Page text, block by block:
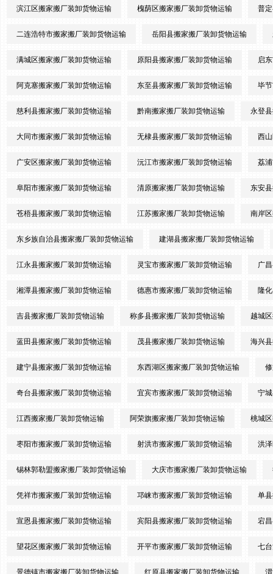
滨江区搬家搬厂装卸货物运输 槐荫区搬家搬厂装卸货物运输 普
二连浩特市搬家搬厂装卸货物运输 岳阳县搬家搬厂装卸货物运输
满城区搬家搬厂装卸货物运输 原阳县搬家搬厂装卸货物运输 启
阿克塞搬家搬厂装卸货物运输 东至县搬家搬厂装卸货物运输 毕
慈利县搬家搬厂装卸货物运输 黔南搬家搬厂装卸货物运输 永登
大同市搬家搬厂装卸货物运输 无棣县搬家搬厂装卸货物运输 西
广安区搬家搬厂装卸货物运输 沅江市搬家搬厂装卸货物运输 荔
阜阳市搬家搬厂装卸货物运输 清原搬家搬厂装卸货物运输 东安
苍梧县搬家搬厂装卸货物运输 江苏搬家搬厂装卸货物运输 南岸
东乡族自治县搬家搬厂装卸货物运输 建湖县搬家搬厂装卸货物运输
江永县搬家搬厂装卸货物运输 灵宝市搬家搬厂装卸货物运输 广
湘潭县搬家搬厂装卸货物运输 德惠市搬家搬厂装卸货物运输 隆
吉县搬家搬厂装卸货物运输 称多县搬家搬厂装卸货物运输 越城
蓝田县搬家搬厂装卸货物运输 茂县搬家搬厂装卸货物运输 海兴
建宁县搬家搬厂装卸货物运输 东西湖区搬家搬厂装卸货物运输
奇台县搬家搬厂装卸货物运输 宜宾市搬家搬厂装卸货物运输 宁
江西搬家搬厂装卸货物运输 阿荣旗搬家搬厂装卸货物运输 桃城
枣阳市搬家搬厂装卸货物运输 射洪市搬家搬厂装卸货物运输 洪
锡林郭勒盟搬家搬厂装卸货物运输 大庆市搬家搬厂装卸货物运输
凭祥市搬家搬厂装卸货物运输 邛崃市搬家搬厂装卸货物运输 单
宣恩县搬家搬厂装卸货物运输 宾阳县搬家搬厂装卸货物运输 宕
望花区搬家搬厂装卸货物运输 开平市搬家搬厂装卸货物运输 七
景德镇市搬家搬厂装卸货物运输 红原县搬家搬厂装卸货物运输